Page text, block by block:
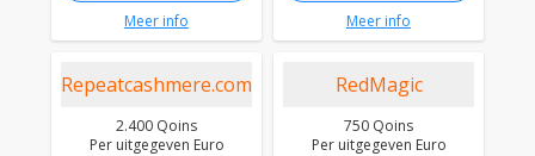
Meer info Meer info
Repeatcashmere.com
2.400 Qoins
Per uitgegeven Euro
RedMagic
750 Qoins
Per uitgegeven Euro